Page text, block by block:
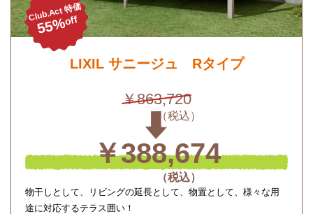
Club.Act 特価
55%off
LIXIL サニージュ Rタイプ
￥863,720
￥388,674
物干しとして、リビングの延長として、物置として、様々な用
途に対応するテラス囲い！